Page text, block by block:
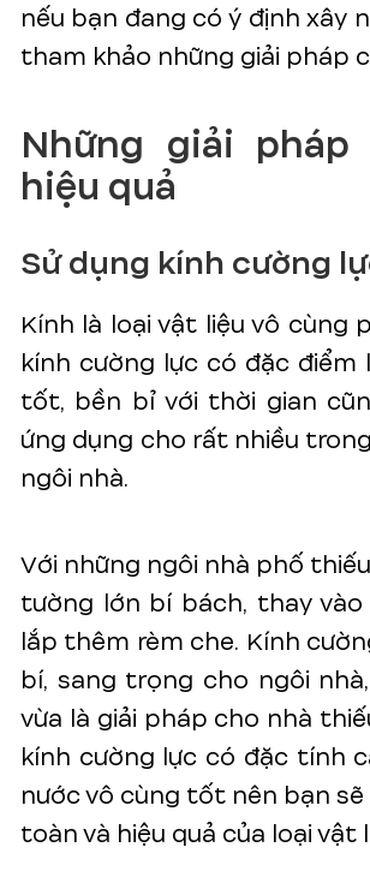
nếu bạn đang có ý định xây
tham khảo những giải pháp
Những giải
hiệu quả
Sử dụng kính cường
Kính là loại vật liệu vô cùng
kính cường lực có đặc
tốt, bền bỉ với thời gian
ứng dụng cho rất nhiều
ngôi nhà.
Với những ngôi nhà phố
tường lớn bí bách, thay
lắp thêm rèm che. Kính
bí, sang trọng cho ngôi
vừa là giải pháp cho nhà
kính cường lực có đặc tính
nước vô cùng tốt nên bạn
toàn và hiệu quả của loại vật